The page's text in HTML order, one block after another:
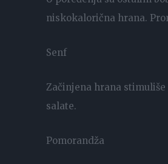
niskokalorična hrana.
Senf
Začinjena hrana
salate.
Pomorandža